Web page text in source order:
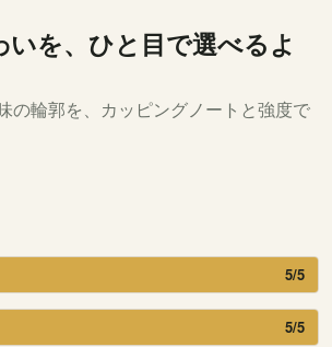
を、ひと目で選べるよ
の輪郭を、カッピングノートと強度で
5/5
5/5